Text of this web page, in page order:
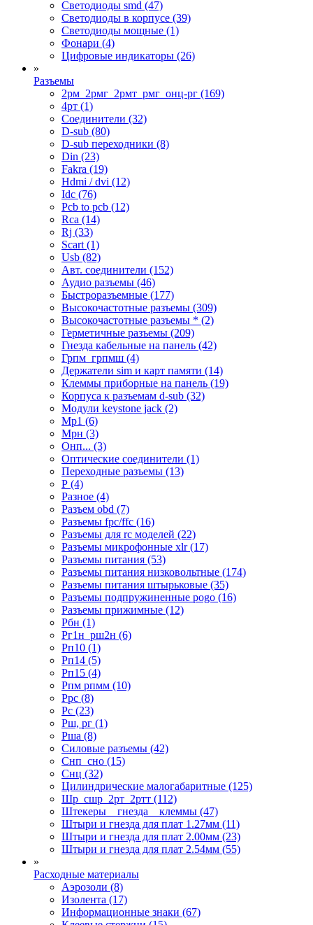
Светодиоды smd (47)
Светодиоды в корпусе (39)
Светодиоды мощные (1)
Фонари (4)
Цифровые индикаторы (26)
»
Разъемы
2рм_2рмг_2рмт_рмг_онц-рг (169)
4рт (1)
Cоединители (32)
D-sub (80)
D-sub переходники (8)
Din (23)
Fakra (19)
Hdmi / dvi (12)
Idc (76)
Pcb to pcb (12)
Rca (14)
Rj (33)
Scart (1)
Usb (82)
Авт. соединители (152)
Аудио разъемы (46)
Быстроразъемные (177)
Высокочастотные разъемы (309)
Высокочастотные разъемы * (2)
Герметичные разъемы (209)
Гнезда кабельные на панель (42)
Грпм_грпмш (4)
Держатели sim и карт памяти (14)
Клеммы приборные на панель (19)
Корпуса к разъемам d-sub (32)
Модули keystone jack (2)
Мр1 (6)
Мрн (3)
Онп... (3)
Оптические соединители (1)
Переходные разъемы (13)
Р (4)
Разное (4)
Разъем obd (7)
Разъемы fpc/ffc (16)
Разъемы для rc моделей (22)
Разъемы микрофонные xlr (17)
Разъемы питания (53)
Разъемы питания низковольтные (174)
Разъемы питания штырьковые (35)
Разъемы подпружиненные pogo (16)
Разъемы прижимные (12)
Рбн (1)
Рг1н_рш2н (6)
Рп10 (1)
Рп14 (5)
Рп15 (4)
Рпм рпмм (10)
Ррс (8)
Рс (23)
Рш, рг (1)
Рша (8)
Силовые разъемы (42)
Снп_сно (15)
Снц (32)
Цилиндрические малогабаритные (125)
Шр_сшр_2рт_2ртт (112)
Штекеры _ гнезда _ клеммы (47)
Штыри и гнезда для плат 1.27мм (11)
Штыри и гнезда для плат 2.00мм (23)
Штыри и гнезда для плат 2.54мм (55)
»
Расходные материалы
Аэрозоли (8)
Изолента (17)
Информационные знаки (67)